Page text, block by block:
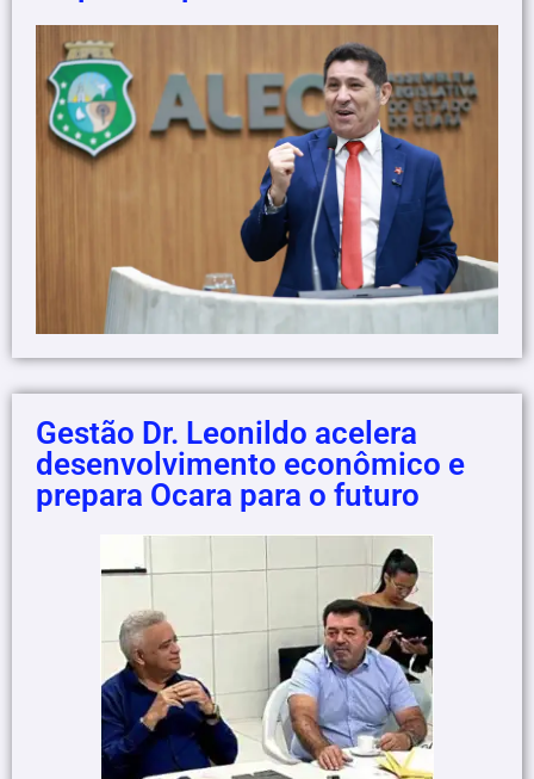
Gestão Dr. Leonildo acelera
desenvolvimento econômico e
prepara Ocara para o futuro